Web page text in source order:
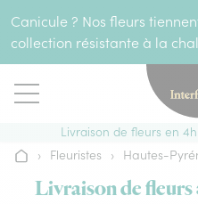
Canicule ? Nos fleurs
collection résistante à la
Livraison de fleurs en
Accueil
› Fleuristes › Hautes-
Livraison de